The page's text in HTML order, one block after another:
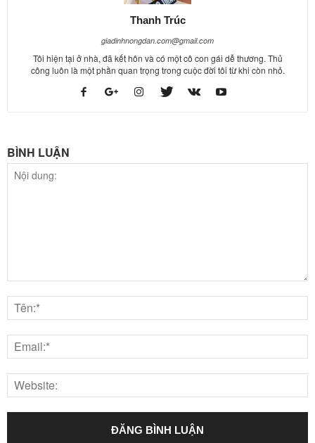
Thanh Trúc
giadinhnongdan.com@gmail.com
Tôi hiện tại ở nhà, đã kết hôn và có một cô con gái dễ thương. Thủ
công luôn là một phần quan trọng trong cuộc đời tôi từ khi còn nhỏ.
BÌNH LUẬN